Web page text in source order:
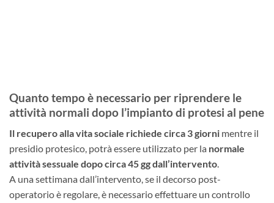
Quanto tempo è necessario per riprendere le
attività normali dopo l’impianto di protesi al pene
Il recupero alla vita sociale richiede circa 3 giorni mentre il
presidio protesico, potrà essere utilizzato per la normale
attività sessuale dopo circa 45 gg dall’intervento.
A una settimana dall’intervento, se il decorso post-
operatorio è regolare, è necessario effettuare un controllo